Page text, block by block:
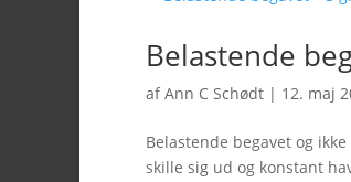
Belastende
afAnn C Schødt | 12. maj
Belastende begavet og
skille sig ud og konstant